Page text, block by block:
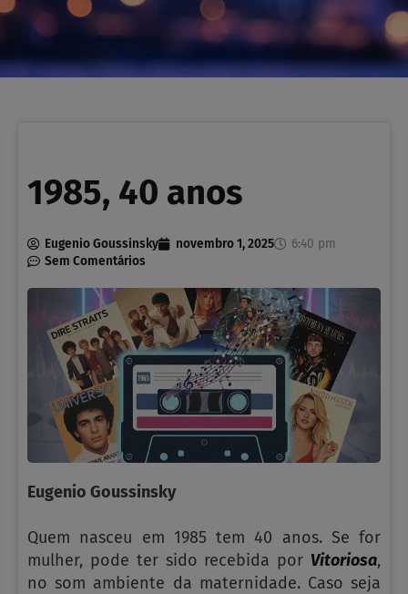
1985, 40 anos
Eugenio Goussinsky novembro 1, 2025
6:40 pm
Sem Comentários
Eugenio Goussinsky
Quem nasceu em 1985 tem 40 anos. Se for
mulher, pode ter sido recebida por Vitoriosa,
no som ambiente da maternidade. Caso seja